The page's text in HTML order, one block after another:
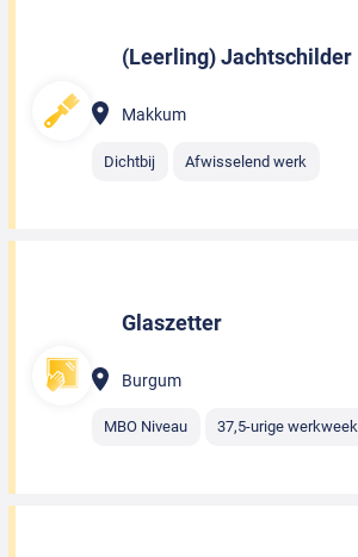
(Leerling) Jachtschilder
Makkum
Dichtbij Afwisselend werk
Glaszetter
Burgum
MBO Niveau 37,5-urige werkweek